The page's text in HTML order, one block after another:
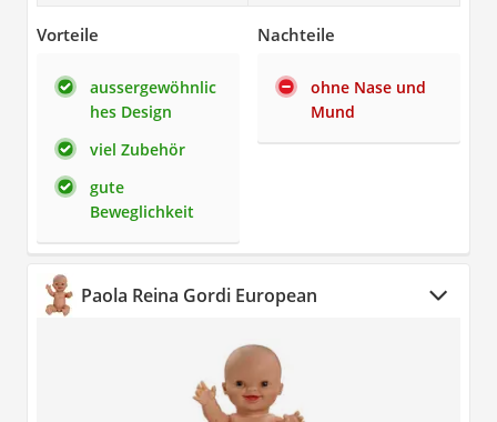
Vorteile
aussergewöhnlic
hes Design
viel Zubehör
gute
Beweglichkeit
Nachteile
ohne Nase und
Mund
Paola Reina Gordi European